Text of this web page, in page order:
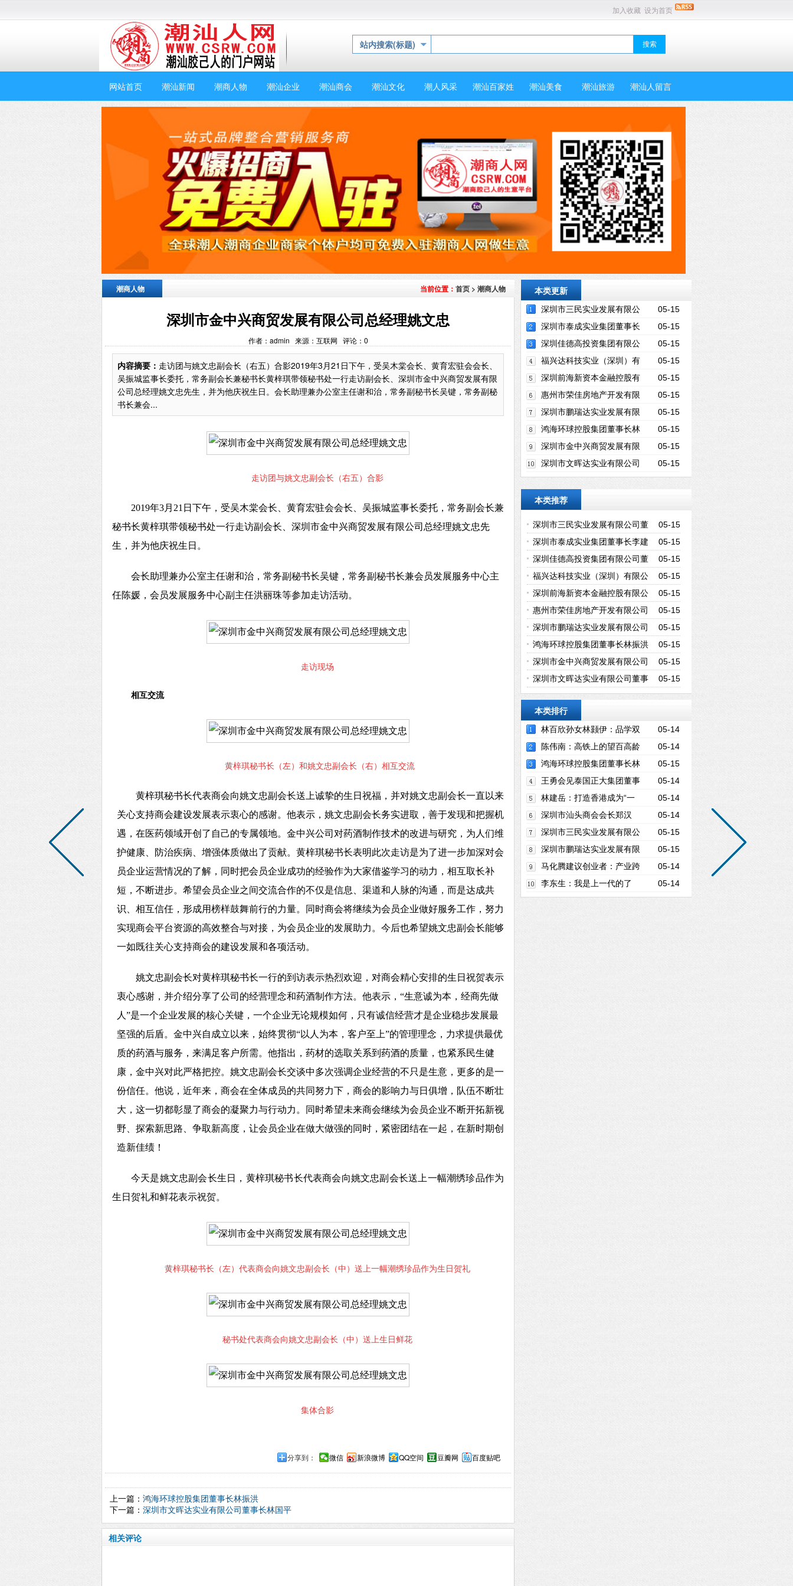
加入收藏 设为首页
站内搜索(标题)
网站首页 潮汕新闻 潮商人物 潮汕企业 潮汕商会 潮汕文化 潮人风采 潮汕百家姓 潮汕美食 潮汕旅游 潮汕人留言
潮商人物 当前位置： 首页 > 潮商人物
深圳市金中兴商贸发展有限公司总经理姚文忠
作者：admin 来源：互联网 评论： 0
内容摘要： 走访团与姚文忠副会长（右五）合影2019年3月21日下午，受吴木棠会长、黄育宏驻会会长、
吴振城监事长委托，常务副会长兼秘书长黄梓琪带领秘书处一行走访副会长、深圳市金中兴商贸发展有限
公司总经理姚文忠先生，并为他庆祝生日。会长助理兼办公室主任谢和治，常务副秘书长吴键，常务副秘
书长兼会...
走访团与姚文忠副会长（右五）合影
2019年3月21日下午，受吴木棠会长、黄育宏驻会会长、吴振城监事长委托，常务副会长兼
秘书长黄梓琪带领秘书处一行走访副会长、深圳市金中兴商贸发展有限公司总经理姚文忠先
生，并为他庆祝生日。
会长助理兼办公室主任谢和治，常务副秘书长吴键，常务副秘书长兼会员发展服务中心主
任陈媛，会员发展服务中心副主任洪丽珠等参加走访活动。
走访现场
相互交流
黄梓琪秘书长（左）和姚文忠副会长（右）相互交流
黄梓琪秘书长代表商会向姚文忠副会长送上诚挚的生日祝福，并对姚文忠副会长一直以来
关心支持商会建设发展表示衷心的感谢。他表示，姚文忠副会长务实进取，善于发现和把握机
遇，在医药领域开创了自己的专属领地。金中兴公司对药酒制作技术的改进与研究，为人们维
护健康、防治疾病、增强体质做出了贡献。 黄梓琪秘书长表明此次走访是为了进一步加深对会
员企业运营情况的了解，同时把会员企业成功的经验作为大家借鉴学习的动力，相互取长补
短，不断进步。希望会员企业之间交流合作的不仅是信息、渠道和人脉的沟通，而是达成共
识、相互信任，形成用榜样鼓舞前行的力量。同时商会将继续为会员企业做好服务工作，努力
实现商会平台资源的高效整合与对接，为会员企业的发展助力。今后也希望姚文忠副会长能够
一如既往关心支持商会的建设发展和各项活动。
姚文忠副会长对黄梓琪秘书长一行的到访表示热烈欢迎，对商会精心安排的生日祝贺表示
衷心感谢，并介绍分享了公司的经营理念和药酒制作方法。他表示，“生意诚为本，经商先做
人”是一个企业发展的核心关键，一个企业无论规模如何，只有诚信经营才是企业稳步发展最
坚强的后盾。金中兴自成立以来，始终贯彻“以人为本，客户至上”的管理理念，力求提供最优
质的药酒与服务，来满足客户所需。他指出，药材的选取关系到药酒的质量，也紧系民生健
康， 金中兴对此严格把控。 姚文忠副会长交谈中多次强调企业经营的不只是生意，更多的是一
份信任。他说，近年来，商会在全体成员的共同努力下，商会的影响力与日俱增，队伍不断壮
大，这一切都彰显了商会的凝聚力与行动力。同时希望未来商会继续为会员企业不断开拓新视
野、探索新思路、争取新高度，让会员企业在做大做强的同时，紧密团结在一起，在新时期创
造新佳绩！
今天是姚文忠副会长生日，黄梓琪秘书长代表商会向姚文忠副会长送上一幅潮绣珍品作为
生日贺礼和鲜花表示祝贺。
黄梓琪秘书长（左）代表商会向姚文忠副会长（中）送上一幅潮绣珍品作为生日贺礼
秘书处代表商会向姚文忠副会长（中）送上生日鲜花
集体合影
分享到： 微信 新浪微博 QQ空间 豆瓣网 百度贴吧
上一篇： 鸿海环球控股集团董事长林振洪
下一篇： 深圳市文晖达实业有限公司董事长林国平
相关评论
本类更新
05-15
深圳市三民实业发展有限公
司董事长吴贤光 05-15
深圳市泰成实业集团董事长
李建鸿 05-15
深圳佳德高投资集团有限公
司董事长李伟佳 05-15
福兴达科技实业（深圳）有
限公司董事长刘文俊 05-15
深圳前海新资本金融控股有
限公司董事长吴镇耿 05-15
惠州市荣佳房地产开发有限
公司董事长陈惠燕 05-15
深圳市鹏瑞达实业发展有限
公司董事长许瑞江 05-15
鸿海环球控股集团董事长林
振洪 05-15
深圳市金中兴商贸发展有限
公司总经理姚文忠 05-15
深圳市文晖达实业有限公司
董事长林国平
本类推荐
05-15
深圳市三民实业发展有限公司董
事长吴贤光 05-15
深圳市泰成实业集团董事长李建
鸿 05-15
深圳佳德高投资集团有限公司董
事长李伟佳 05-15
福兴达科技实业（深圳）有限公
司董事长刘文俊 05-15
深圳前海新资本金融控股有限公
司董事长吴镇耿 05-15
惠州市荣佳房地产开发有限公司
董事长陈惠燕 05-15
深圳市鹏瑞达实业发展有限公司
董事长许瑞江 05-15
鸿海环球控股集团董事长林振洪
05-15
深圳市金中兴商贸发展有限公司
总经理姚文忠 05-15
深圳市文晖达实业有限公司董事
长林国平
本类排行
05-14
林百欣孙女林颢伊：品学双
优 创出人生事业 05-14
陈伟南：高铁上的望百高龄
客 05-15
鸿海环球控股集团董事长林
振洪 05-14
王勇会见泰国正大集团董事
长谢国民 05-14
林建岳：打造香港成为“一
带一路”多元旅游平台 05-14
深圳市汕头商会会长郑汉
明：合力搭建为家乡谋福祉发展平台05-15
深圳市三民实业发展有限公
司董事长吴贤光 05-15
深圳市鹏瑞达实业发展有限
公司董事长许瑞江 05-14
马化腾建议创业者：产业跨
界领域最具创新机会 05-14
李东生：我是上一代的了
不可能像马化腾、雷军